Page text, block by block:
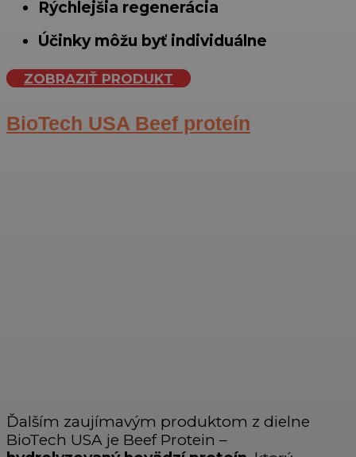
Rýchlejšia regenerácia
Účinky môžu byť individuálne
ZOBRAZIŤ PRODUKT
BioTech USA Beef proteín
Ďalším zaujímavým produktom z dielne
BioTech USA je Beef Protein –